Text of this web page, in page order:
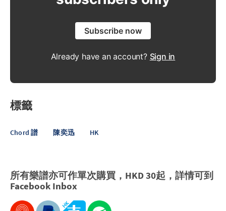
Subscribe now
Already have an account? Sign in
標籤
Chord 譜 陳奕迅 HK
所有樂譜亦可作單次購買，HKD 30起，詳情可到
Facebook Inbox